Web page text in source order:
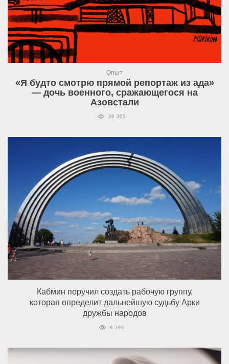
Опыт
«Я будто смотрю прямой репортаж из ада»
— дочь военного, сражающегося на
Азовстали
39 305
Кабмин поручил создать рабочую группу,
которая определит дальнейшую судьбу Арки
дружбы народов
9 793